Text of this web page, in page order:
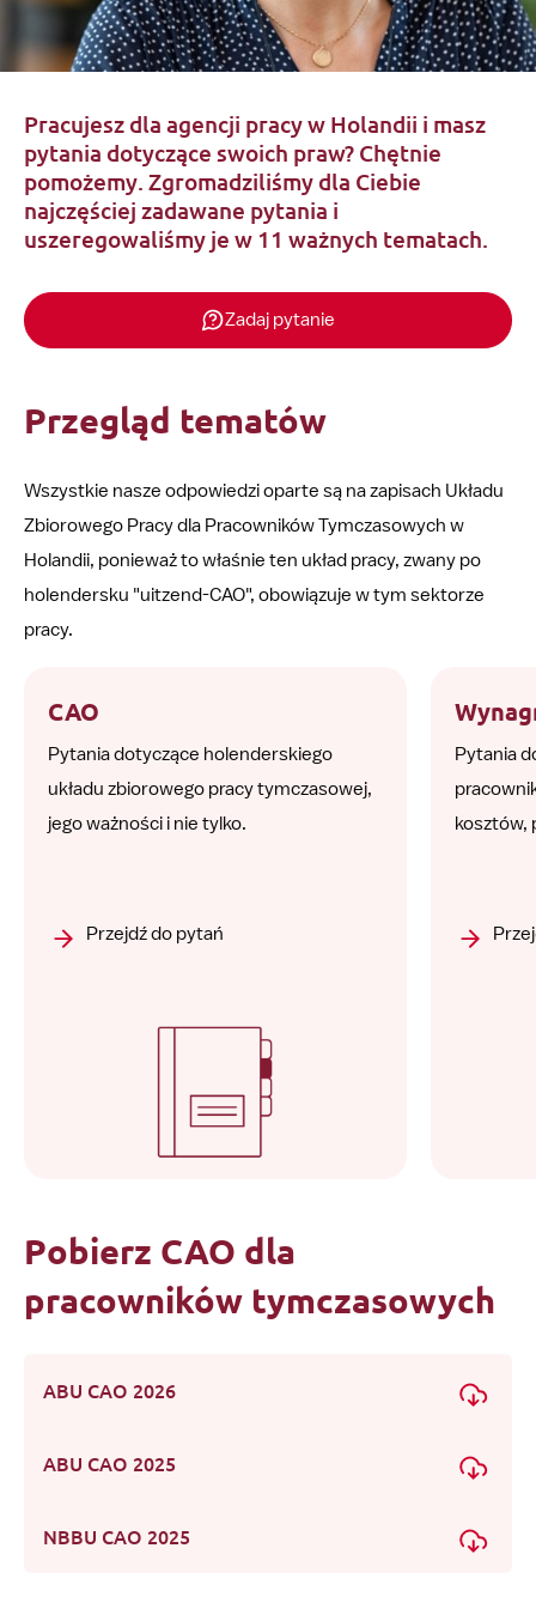
Pracujesz dla agencji pracy w Holandii i masz
pytania dotyczące swoich praw? Chętnie
pomożemy. Zgromadziliśmy dla Ciebie
najczęściej zadawane pytania i
uszeregowaliśmy je w 11 ważnych tematach.
Zadaj pytanie
Przegląd tematów
Wszystkie nasze odpowiedzi oparte są na zapisach Układu
Zbiorowego Pracy dla Pracowników Tymczasowych w
Holandii, ponieważ to właśnie ten układ pracy, zwany po
holendersku "uitzend-CAO", obowiązuje w tym sektorze
pracy.
CAO
Pytania dotyczące holenderskiego
układu zbiorowego pracy tymczasowej,
jego ważności i nie tylko.
Przejdź do pytań
Pytania
kosztów,
Pobierz CAO dla
pracowników tymczasowych
ABU CAO 2026
ABU CAO 2025
NBBU CAO 2025